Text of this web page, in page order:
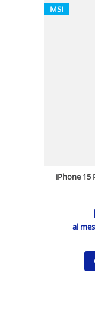
MSI
iPhone 15
al